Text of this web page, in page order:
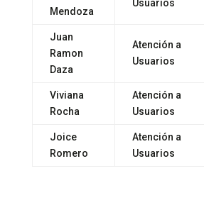
Mendoza
Usuarios
Juan
Ramon
Daza
Atención a
Usuarios
Viviana
Rocha
Atención a
Usuarios
Joice
Romero
Atención a
Usuarios